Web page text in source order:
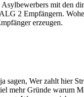
mit den
2 Empfängern.
erzeugen.
sagen, Wer zahlt
mehr Gründe warum